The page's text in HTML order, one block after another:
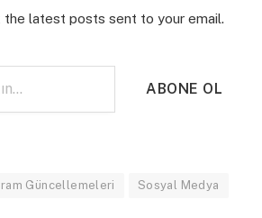
the latest posts sent to your email.
ABONE OL
Güncellemeleri Sosyal Medya